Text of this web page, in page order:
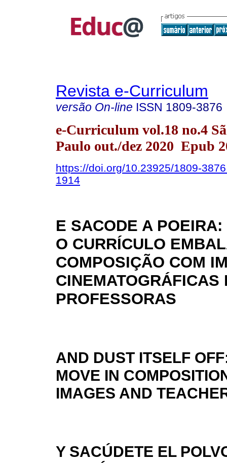
Revista e-Curriculum
versão On-line ISSN 1809-3876
e-Curriculum vol.18 no.4
Paulo out./dez 2020 Epub
https://doi.org/10.23925/1809-
1914
E SACODE A POEIRA:
O CURRÍCULO
COMPOSIÇÃO COM
CINEMATOGRÁFICAS
PROFESSORAS
AND DUST ITSELF
MOVE IN
IMAGES AND
Y SACÚDETE EL